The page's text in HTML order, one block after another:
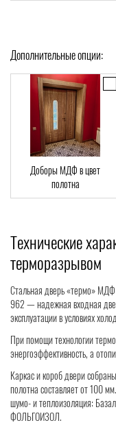
Дополнительные опции:
Доборы МДФ в цвет
полотна
Технические
терморазрывом
Стальная дверь «термо» МДФ
962 — надежная входная
эксплуатации в условиях
При помощи технологии
энергоэффективность, а
Каркас и короб двери
полотна составляет от 100
шумо- и теплоизоляция:
ФОЛЬГОИЗОЛ.